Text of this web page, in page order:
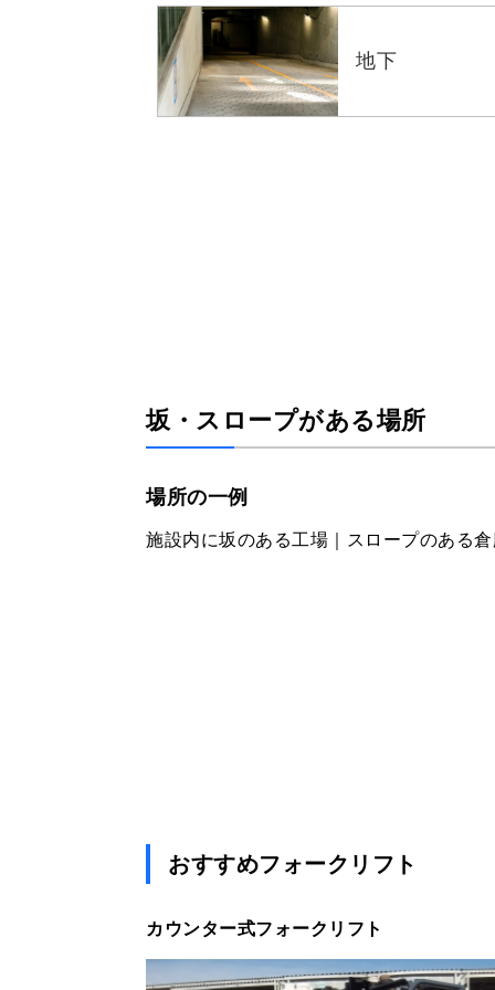
地下
坂・スロープがある場所
場所の一例
施設内に坂のある工場｜スロープのある
おすすめフォークリフト
カウンター式フォークリフト